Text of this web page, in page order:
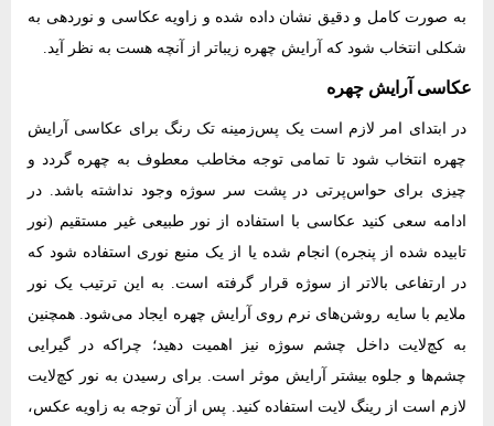
به صورت کامل و دقیق نشان داده شده و زاویه عکاسی و نوردهی به
شکلی انتخاب شود که آرایش چهره زیباتر از آنچه هست به نظر آید.
عکاسی آرایش چهره
در ابتدای امر لازم است یک پس‌زمینه تک رنگ برای عکاسی آرایش
چهره انتخاب شود تا تمامی توجه مخاطب معطوف به چهره گردد و
چیزی برای حواس‌پرتی در پشت سر سوژه وجود نداشته باشد. در
ادامه سعی کنید عکاسی با استفاده از نور طبیعی غیر مستقیم (نور
تابیده شده از پنجره) انجام شده یا از یک منبع نوری استفاده شود که
در ارتفاعی بالاتر از سوژه قرار گرفته است. به این ترتیب یک نور
ملایم با سایه روشن‌های نرم روی آرایش چهره ایجاد می‌شود. همچنین
به کچ‌لایت داخل چشم سوژه نیز اهمیت دهید؛ چراکه در گیرایی
چشم‌ها و جلوه بیشتر آرایش موثر است. برای رسیدن به نور کچ‌لایت
لازم است از رینگ لایت استفاده کنید. پس از آن توجه به زاویه عکس،